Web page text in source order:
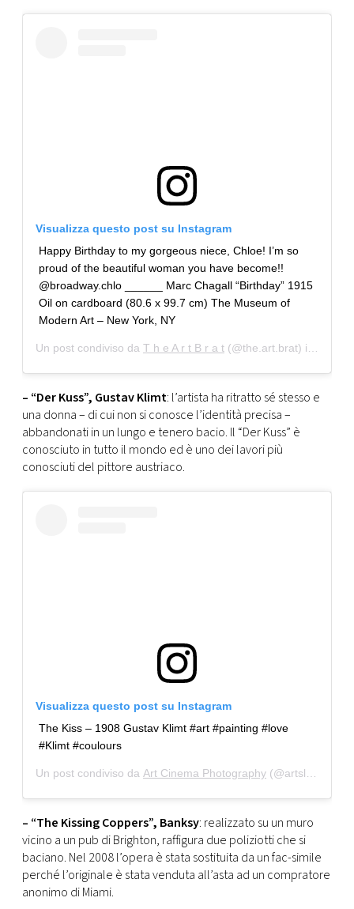
Visualizza questo post su Instagram
Happy Birthday to my gorgeous niece, Chloe! I’m so
proud of the beautiful woman you have become!!
@broadway.chlo ______ Marc Chagall “Birthday” 1915
Oil on cardboard (80.6 x 99.7 cm) The Museum of
Modern Art – New York, NY
Un post condiviso da T h e A r t B r a t (@the.art.brat) in data:
– “Der Kuss”, Gustav Klimt: l’artista ha ritratto sé stesso e
una donna – di cui non si conosce l’identità precisa –
abbandonati in un lungo e tenero bacio. Il “Der Kuss” è
conosciuto in tutto il mondo ed è uno dei lavori più
conosciuti del pittore austriaco.
Visualizza questo post su Instagram
The Kiss – 1908 Gustav Klimt #art #painting #love
#Klimt #coulours
Un post condiviso da Art Cinema Photography (@artslover____) in data:
– “The Kissing Coppers”, Banksy: realizzato su un muro
vicino a un pub di Brighton, raffigura due poliziotti che si
baciano. Nel 2008 l’opera è stata sostituita da un fac-simile
perché l’originale è stata venduta all’asta ad un compratore
anonimo di Miami.